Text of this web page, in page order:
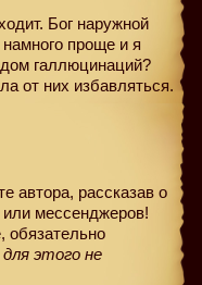
Бог наружной
проще и я
галлюцинаций?
от них избавляться.
автора, рассказав о
мессенджеров!
обязательно
этого не